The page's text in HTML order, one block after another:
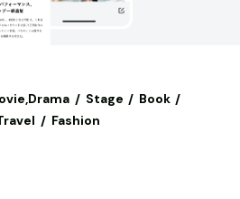
Stage
Book
Fashion